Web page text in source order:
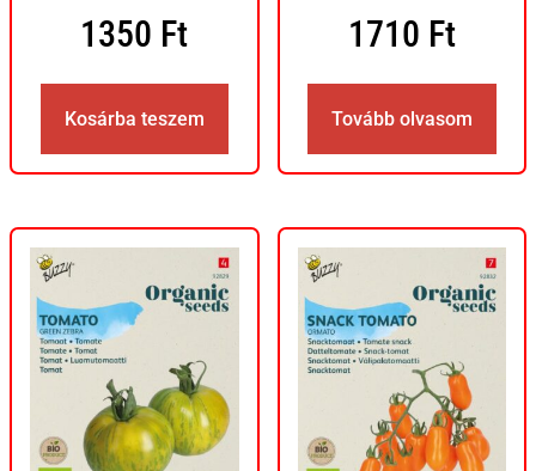
1350 Ft
Kosárba teszem
1710 Ft
Tovább olvasom